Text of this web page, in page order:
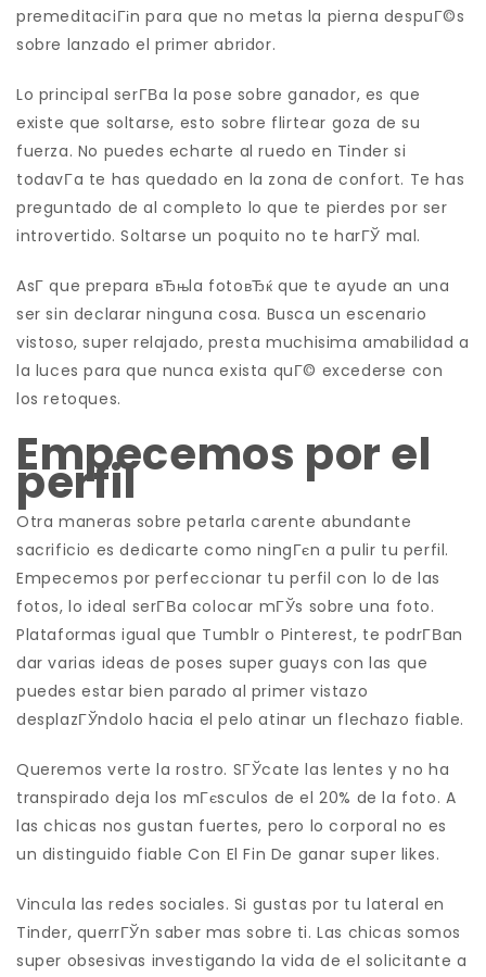
premeditaciГіn para que no metas la pierna despuГ©s
sobre lanzado el primer abridor.
Lo principal serГ­В­a la pose sobre ganador, es que
existe que soltarse, esto sobre flirtear goza de su
fuerza. No puedes echarte al ruedo en Tinder si
todavГ­a te has quedado en la zona de confort. Te has
preguntado de al completo lo que te pierdes por ser
introvertido. Soltarse un poquito no te harГЎ mal.
AsГ­ que prepara вЂњla fotoвЂќ que te ayude an una
ser sin declarar ninguna cosa. Busca un escenario
vistoso, super relajado, presta muchisima amabilidad a
la luces para que nunca exista quГ© excederse con
los retoques.
Empecemos por el
perfil
Otra maneras sobre petarla carente abundante
sacrificio es dedicarte como ningГєn a pulir tu perfil.
Empecemos por perfeccionar tu perfil con lo de las
fotos, lo ideal serГ­В­a colocar mГЎs sobre una foto.
Plataformas igual que Tumblr o Pinterest, te podrГ­В­an
dar varias ideas de poses super guays con las que
puedes estar bien parado al primer vistazo
desplazГЎndolo hacia el pelo atinar un flechazo fiable.
Queremos verte la rostro. SГЎcate las lentes y no ha
transpirado deja los mГєsculos de el 20% de la foto. A
las chicas nos gustan fuertes, pero lo corporal no es
un distinguido fiable Con El Fin De ganar super likes.
Vincula las redes sociales. Si gustas por tu lateral en
Tinder, querrГЎn saber mas sobre ti. Las chicas somos
super obsesivas investigando la vida de el solicitante a